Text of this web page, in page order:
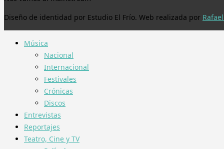
Diseño de identidad por Estudio El Frío. Web realizada por
Música
Nacional
Internacional
Festivales
Crónicas
Discos
Entrevistas
Reportajes
Teatro, Cine y TV